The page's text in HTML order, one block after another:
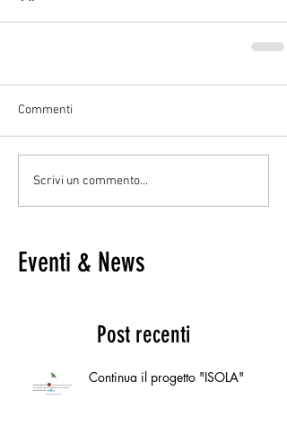
Commenti
Scrivi un commento...
Eventi & News
Post recenti
Continua il progetto "ISOLA"